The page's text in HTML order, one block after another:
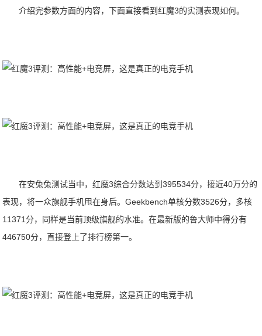
介绍完参数方面的内容，下面直接看到红魔3的实测表现如何。
在安兔兔测试当中，红魔3综合分数达到395534分，接近40万分的
表现，将一众旗舰手机甩在身后。Geekbench单核分数3526分，多核
11371分，同样是当前顶级旗舰的水准。在最新版的鲁大师中得分有
446750分，直接登上了排行榜第一。